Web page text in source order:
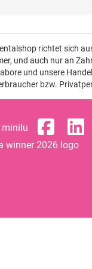
richtet sich
und auch nur an
und unsere
bzw.
minilu